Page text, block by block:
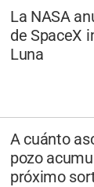
La NASA
de SpaceX
Luna
A cuánto
pozo
próximo